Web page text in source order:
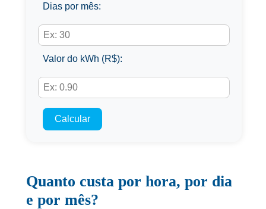
Dias por mês:
Valor do kWh (R$):
Calcular
Quanto custa por hora, por dia
e por mês?